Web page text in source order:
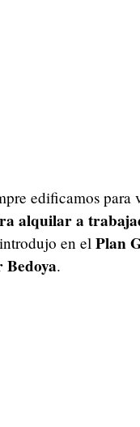
edificamos para
alquilar a
en el Plan
Bedoya.